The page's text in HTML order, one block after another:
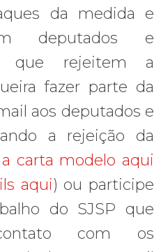
da medida e
deputados e
que rejeitem a
fazer parte da
aos deputados e
a rejeição da
carta modelo aqui
aqui) ou participe
do SJSP que
com os